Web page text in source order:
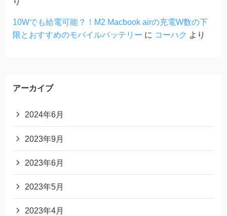
10Wでも給電可能？！M2 Macbook airの充電W数の下
限とおすすめのモバイルバッテリー に コーハク より
アーカイブ
2024年6月
2023年9月
2023年6月
2023年5月
2023年4月